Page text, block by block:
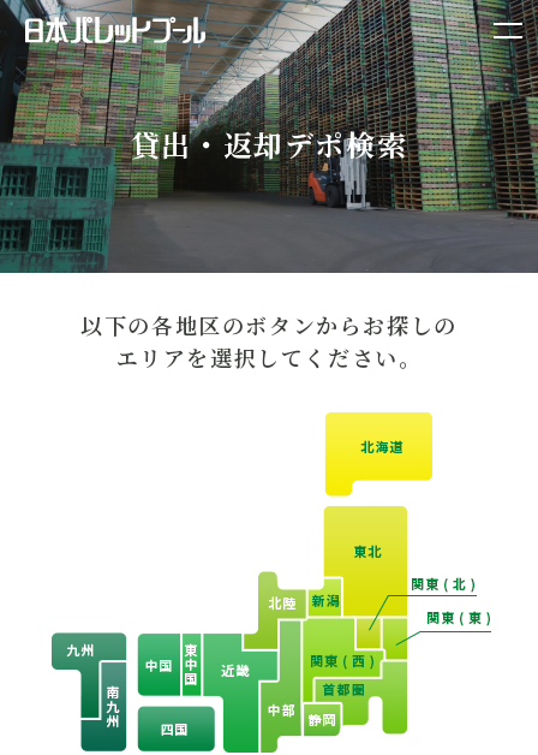
貸出・返却デポ検索
以下の各地区のボタンからお探しの
エリアを選択してください。